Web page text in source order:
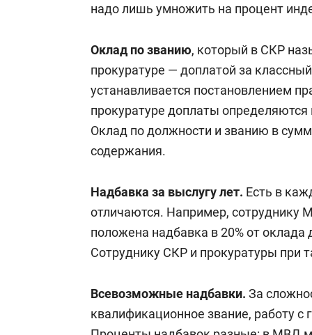
надо лишь умножить на процент
Оклад по званию, который в СКР
прокуратуре — доплатой за
устанавливается постановлением
прокуратуре доплаты
Оклад по должности и званию в
содержания.
Надбавка за выслугу лет. Есть в
отличаются. Например, сотруднику
положена надбавка в 20% от
Сотруднику СКР и прокуратуры при
Всевозможные надбавки. За
квалификационное звание, работу